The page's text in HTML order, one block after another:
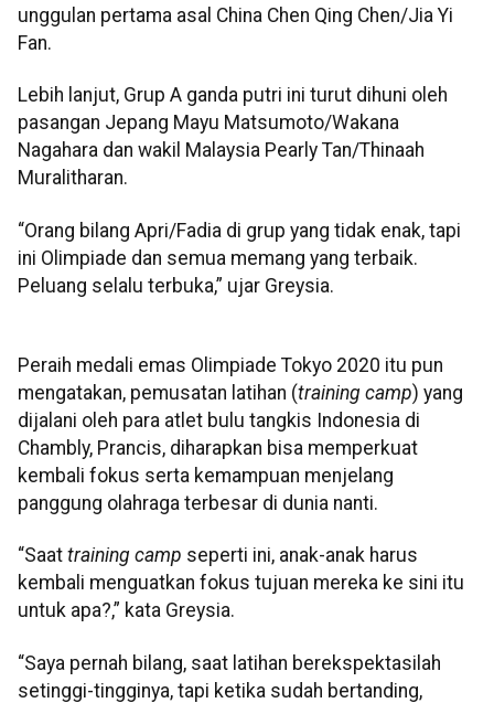
unggulan pertama asal China Chen Qing Chen/Jia Yi
Fan.
Lebih lanjut, Grup A ganda putri ini turut dihuni oleh
pasangan Jepang Mayu Matsumoto/Wakana
Nagahara dan wakil Malaysia Pearly Tan/Thinaah
Muralitharan.
“Orang bilang Apri/Fadia di grup yang tidak enak, tapi
ini Olimpiade dan semua memang yang terbaik.
Peluang selalu terbuka,” ujar Greysia.
Peraih medali emas Olimpiade Tokyo 2020 itu pun
mengatakan, pemusatan latihan (training camp) yang
dijalani oleh para atlet bulu tangkis Indonesia di
Chambly, Prancis, diharapkan bisa memperkuat
kembali fokus serta kemampuan menjelang
panggung olahraga terbesar di dunia nanti.
“Saat training camp seperti ini, anak-anak harus
kembali menguatkan fokus tujuan mereka ke sini itu
untuk apa?,” kata Greysia.
“Saya pernah bilang, saat latihan berekspektasilah
setinggi-tingginya, tapi ketika sudah bertanding,